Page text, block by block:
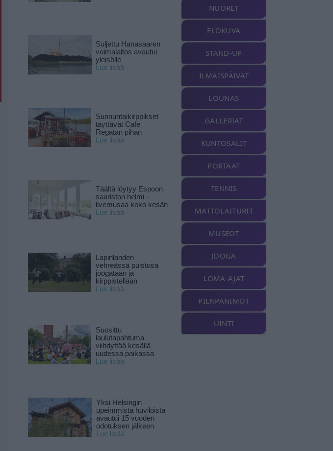
Suljettu Hanasaaren
voimalaitos avautui
yleisölle
Lue lisää
Sunnuntaikirppikset
täyttävät Cafe
Regatan pihan
Lue lisää
Täältä löytyy Espoon
saariston helmi -
livemusaa koko kesän
Lue lisää
Lapinlanden
vehreässä puistosa
joogataan ja
kirppistellään
Lue lisää
Suosittu
laulutapahtuma
viihdyttää kesällä
uudessa paikassa
Lue lisää
Yksi Helsingin
upeimmista huviloista
avautui 15 vuoden
odotuksen jälkeen
Lue lisää
NUORET
ELOKUVA
STAND-UP
ILMAISPÄIVÄT
LOUNAS
GALLERIAT
KUNTOSALIT
PORTAAT
TENNIS
MATTOLAITURIT
MUSEOT
JOOGA
LOMA-AJAT
PIENPANIMOT
UINTI